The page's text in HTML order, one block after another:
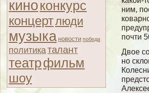
киноконкурс
концертлюди
музыка новости победа
политикаталант
театрфильм
шоу
ним,
почти
Двое
но